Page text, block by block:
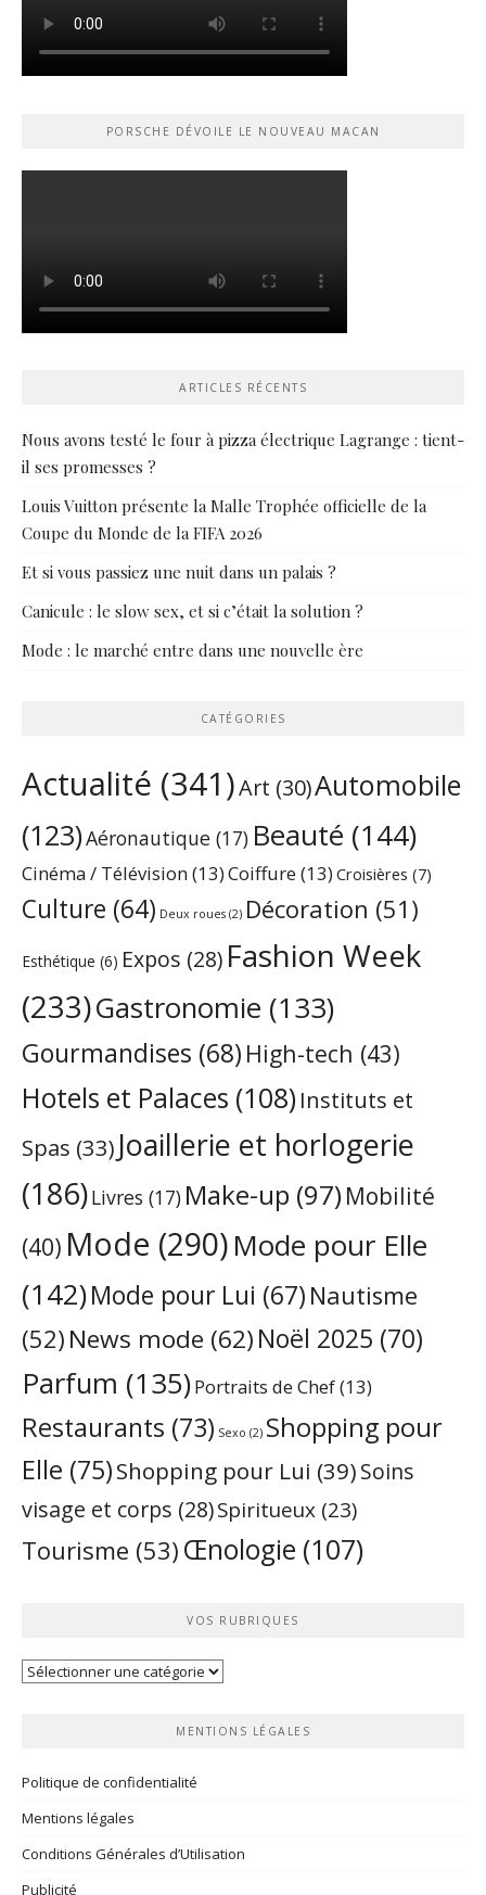
PORSCHE DÉVOILE LE NOUVEAU MACAN
ARTICLES RÉCENTS
Nous avons testé le four à pizza électrique Lagrange : tient-
il ses promesses ?
Louis Vuitton présente la Malle Trophée officielle de la
Coupe du Monde de la FIFA 2026
Et si vous passiez une nuit dans un palais ?
Canicule : le slow sex, et si c’était la solution ?
Mode : le marché entre dans une nouvelle ère
CATÉGORIES
Actualité (341)Art (30)Automobile
(123)Aéronautique (17) Beauté (144)
Cinéma / Télévision(13)Coiffure(13) Croisières (7)
Culture (64) Deux roues (2) Décoration (51)
Esthétique (6) Expos (28) Fashion Week
(233)Gastronomie (133)
Gourmandises (68) High-tech (43)
Hotels et Palaces (108) Instituts et
Spas (33) Joaillerie et horlogerie
(186)Livres (17) Make-up (97) Mobilité
(40) Mode (290)Mode pour Elle
(142)Mode pour Lui (67) Nautisme
(52) News mode (62)Noël 2025 (70)
Parfum (135)Portraits de Chef(13)
Restaurants (73) Sexo (2) Shopping pour
Elle (75)Shopping pour Lui (39)Soins
visage et corps (28)Spiritueux (23)
Tourisme (53) Œnologie (107)
VOS RUBRIQUES
Vos
MENTIONS LÉGALES
Politique de confidentialité
Mentions légales
Conditions Générales d’Utilisation
Publicité